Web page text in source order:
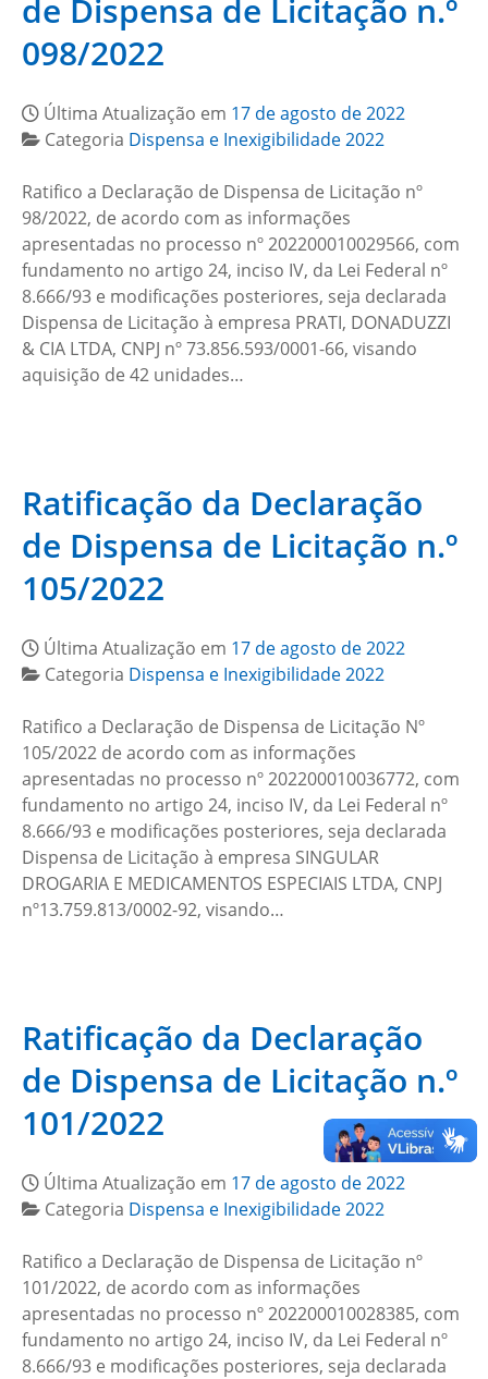
de Dispensa de Licitação n.º
098/2022
Última Atualização em 17 de agosto de 2022
Categoria Dispensa e Inexigibilidade 2022
Ratifico a Declaração de Dispensa de Licitação nº
98/2022, de acordo com as informações
apresentadas no processo nº 202200010029566, com
fundamento no artigo 24, inciso IV, da Lei Federal nº
8.666/93 e modificações posteriores, seja declarada
Dispensa de Licitação à empresa PRATI, DONADUZZI
& CIA LTDA, CNPJ nº 73.856.593/0001-66, visando
aquisição de 42 unidades…
Ratificação da Declaração
de Dispensa de Licitação n.º
105/2022
Última Atualização em 17 de agosto de 2022
Categoria Dispensa e Inexigibilidade 2022
Ratifico a Declaração de Dispensa de Licitação Nº
105/2022 de acordo com as informações
apresentadas no processo nº 202200010036772, com
fundamento no artigo 24, inciso IV, da Lei Federal nº
8.666/93 e modificações posteriores, seja declarada
Dispensa de Licitação à empresa SINGULAR
DROGARIA E MEDICAMENTOS ESPECIAIS LTDA, CNPJ
nº13.759.813/0002-92, visando…
Ratificação da Declaração
de Dispensa de Licitação n.º
101/2022
Última Atualização em 17 de agosto de 2022
Categoria Dispensa e Inexigibilidade 2022
Ratifico a Declaração de Dispensa de Licitação nº
101/2022, de acordo com as informações
apresentadas no processo nº 202200010028385, com
fundamento no artigo 24, inciso IV, da Lei Federal nº
8.666/93 e modificações posteriores, seja declarada